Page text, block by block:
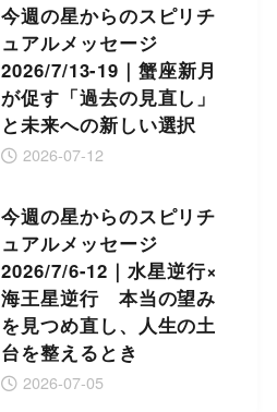
今週の星からのスピリチ
ュアルメッセージ
2026/7/13-19｜蟹座新月
が促す「過去の見直し」
と未来への新しい選択
2026-07-12
今週の星からのスピリチ
ュアルメッセージ
2026/7/6-12｜水星逆行×
海王星逆行 本当の望み
を見つめ直し、人生の土
台を整えるとき
2026-07-05